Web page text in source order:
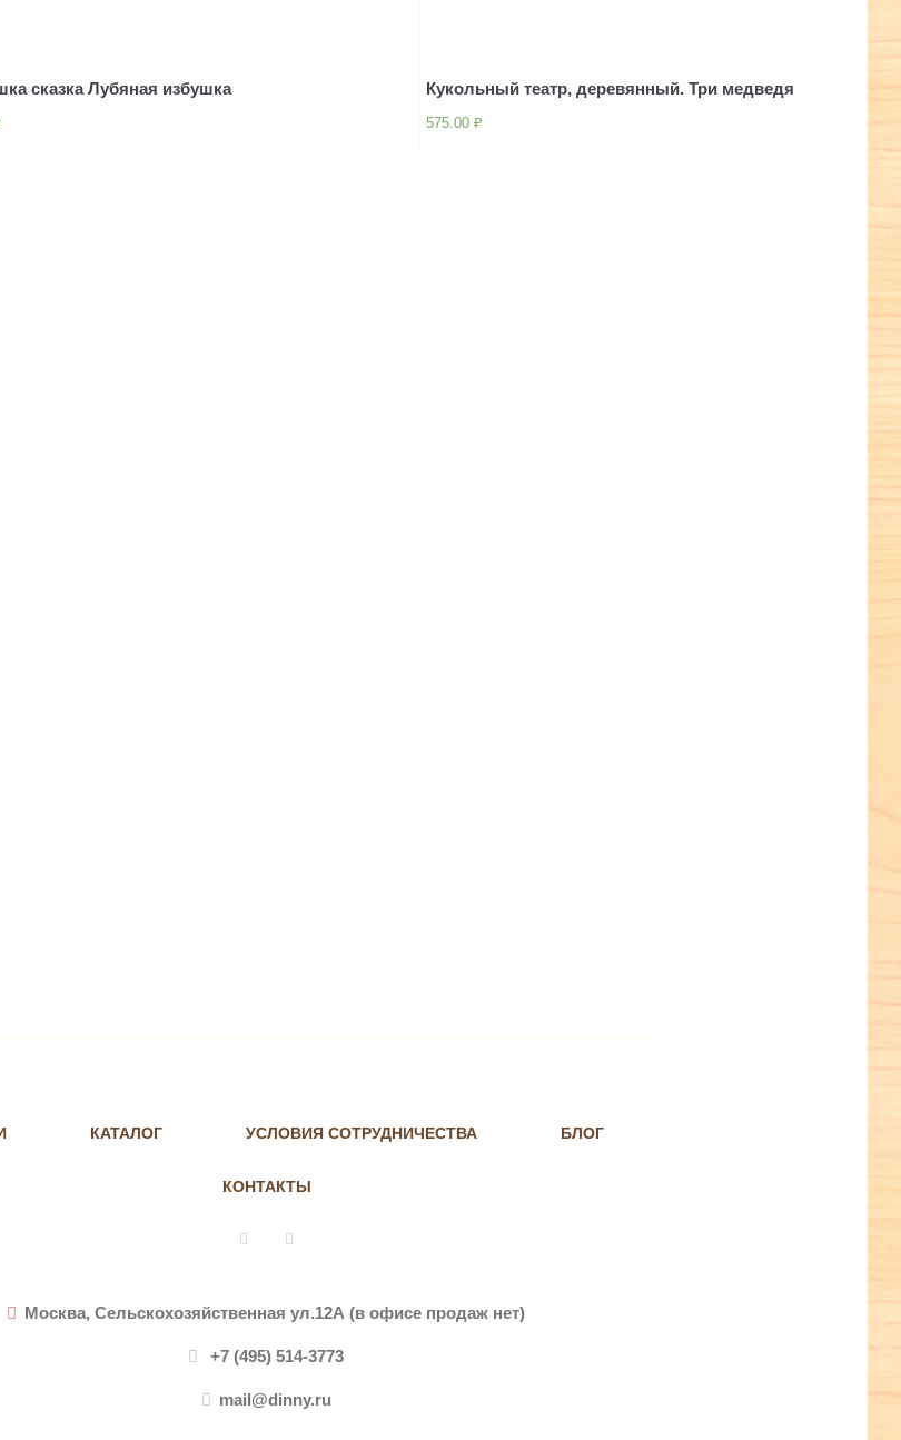
сказка Лубяная избушка Кукольный театр, деревянный. Три медведя
575.00₽
КАТАЛОГ УСЛОВИЯ СОТРУДНИЧЕСТВА БЛОГ
КОНТАКТЫ
Москва, Сельскохозяйственная ул.12А (в офисе продаж нет)
+7 (495) 514-3773
mail@dinny.ru